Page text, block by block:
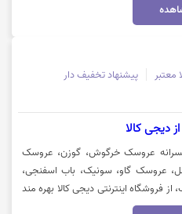
معتبر پیشنهاد تخفیف دار
پسرانه عروسک خرگوش، گوزن، عروسک
عروسک گاو، سونیک، باب اسفنجی،
تا 60 درصد تخفیف، از فروشگاه اینترنتی دیجی کالا بهره مند
کالا روی گزینه "خرید کنید" کلیک